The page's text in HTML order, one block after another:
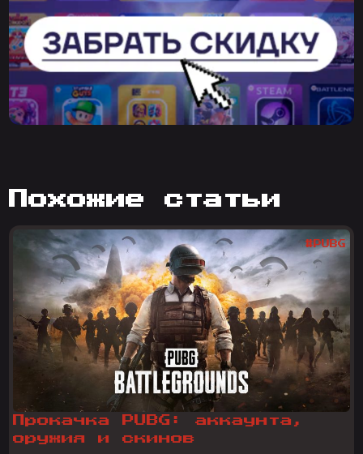
похожие статьи
Прокачка PUBG: аккаунта,
оружия и скинов
#PUBG